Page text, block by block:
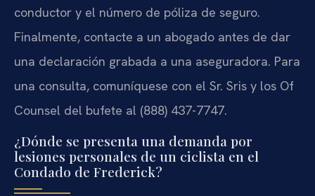
conductor y el número de póliza de seguro.
Finalmente, contacte a un abogado antes de dar
una declaración grabada a una aseguradora. Para
una consulta, comuníquese con el Sr. Sris y los Of
Counsel del bufete al (888) 437-7747.
¿Dónde se presenta una demanda por
lesiones personales de un ciclista en el
Condado de Frederick?